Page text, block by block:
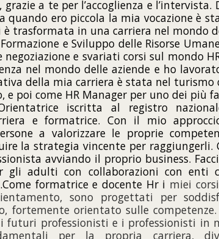
grazie a te per l’accoglienza e
quando ero piccola la mia vocazione è
è trasformata in una carriera nel mondo
e Sviluppo delle Risorse
e svariati corsi sul mondo
nel mondo delle aziende e ho
della mia carriera è stata nel turismo
e poi come HR Manager per uno dei più
iscritta al registro
e formatrice. Con il mio
a valorizzare le proprie
la strategia vincente per raggiungerli.
avviando il proprio business.
gli adulti con collaborazioni con enti
formatrice e docente Hr i miei
sono progettati per
fortemente orientato sulle
futuri professionisti e i professionisti in
per la propria carriera,